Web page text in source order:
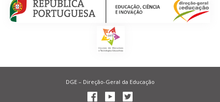
DGE – Direção-Geral da Educação